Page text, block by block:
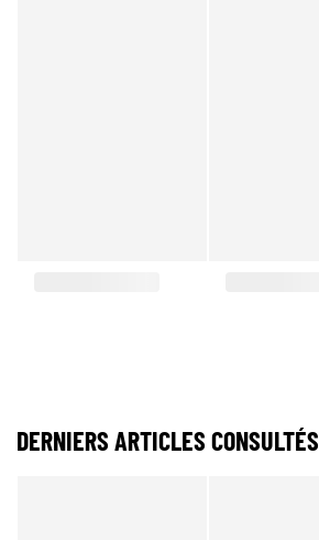
DERNIERS ARTICLES CONSULTÉS